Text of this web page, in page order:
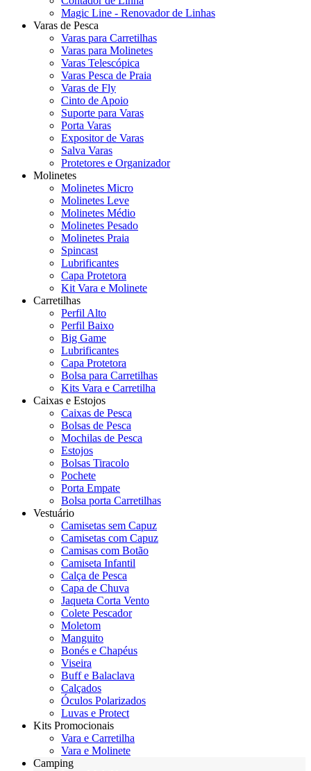
Magic Line - Renovador de Linhas
Varas de Pesca
Varas para Carretilhas
Varas para Molinetes
Varas Telescópica
Varas Pesca de Praia
Varas de Fly
Cinto de Apoio
Suporte para Varas
Porta Varas
Expositor de Varas
Salva Varas
Protetores e Organizador
Molinetes
Molinetes Micro
Molinetes Leve
Molinetes Médio
Molinetes Pesado
Molinetes Praia
Spincast
Lubrificantes
Capa Protetora
Kit Vara e Molinete
Carretilhas
Perfil Alto
Perfil Baixo
Big Game
Lubrificantes
Capa Protetora
Bolsa para Carretilhas
Kits Vara e Carretilha
Caixas e Estojos
Caixas de Pesca
Bolsas de Pesca
Mochilas de Pesca
Estojos
Bolsas Tiracolo
Pochete
Porta Empate
Bolsa porta Carretilhas
Vestuário
Camisetas sem Capuz
Camisetas com Capuz
Camisas com Botão
Camiseta Infantil
Calça de Pesca
Capa de Chuva
Jaqueta Corta Vento
Colete Pescador
Moletom
Manguito
Bonés e Chapéus
Viseira
Buff e Balaclava
Calçados
Óculos Polarizados
Luvas e Protect
Kits Promocionais
Vara e Carretilha
Vara e Molinete
Camping